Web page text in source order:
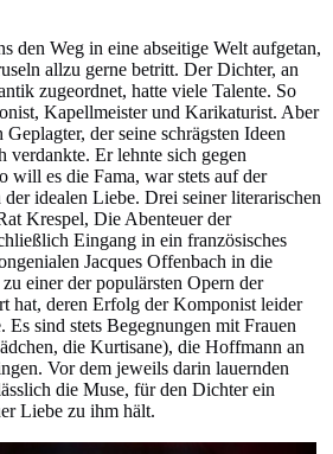
den Weg in eine abseitige Welt aufgetan,
allzu gerne betritt. Der Dichter, an
zugeordnet, hatte viele Talente. So
Kapellmeister und Karikaturist. Aber
der seine schrägsten Ideen
verdankte. Er lehnte sich gegen
will es die Fama, war stets auf der
idealen Liebe. Drei seiner literarischen
Krespel, Die Abenteuer der
Eingang in ein französisches
Jacques Offenbach in die
einer der populärsten Opern der
hat, deren Erfolg der Komponist leider
Es sind stets Begegnungen mit Frauen
die Kurtisane), die Hoffmann an
Vor dem jeweils darin lauernden
die Muse, für den Dichter ein
Liebe zu ihm hält.